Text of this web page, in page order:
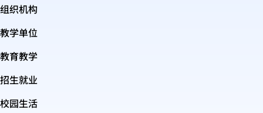
组织机构
教学单位
教育教学
招生就业
校园生活